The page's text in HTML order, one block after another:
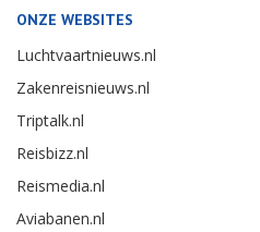
ONZE WEBSITES
Luchtvaartnieuws.nl
Zakenreisnieuws.nl
Triptalk.nl
Reisbizz.nl
Reismedia.nl
Aviabanen.nl